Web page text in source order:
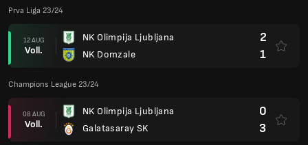
Prva Liga 23/24
12 AUG
Voll.
NK Olimpija Ljubljana
NK Domzale
2
1
Champions League 23/24
08 AUG
Voll.
NK Olimpija Ljubljana
Galatasaray SK
0
3